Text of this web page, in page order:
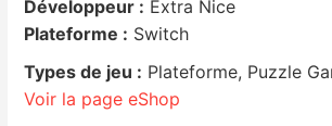
Mises à jour
Chiffres de ventes
Développeur : Extra Nice
Plateforme : Switch
Types de jeu : Plateforme, Puzzle
Voir la page eShop